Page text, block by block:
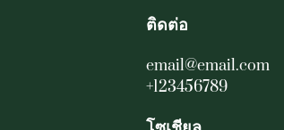
ติดต่อ
email@email.com
+123456789